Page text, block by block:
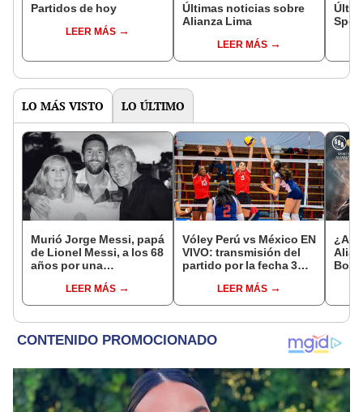
Partidos de hoy
LEER MÁS
Últimas noticias sobre
Alianza Lima
LEER MÁS
LO MÁS VISTO LO ÚLTIMO
Murió Jorge Messi, papá
de Lionel Messi, a los 68
años por una
LEER MÁS
Vóley Perú vs México EN
VIVO: transmisión del
partido por la fecha 3
LEER MÁS
¿A